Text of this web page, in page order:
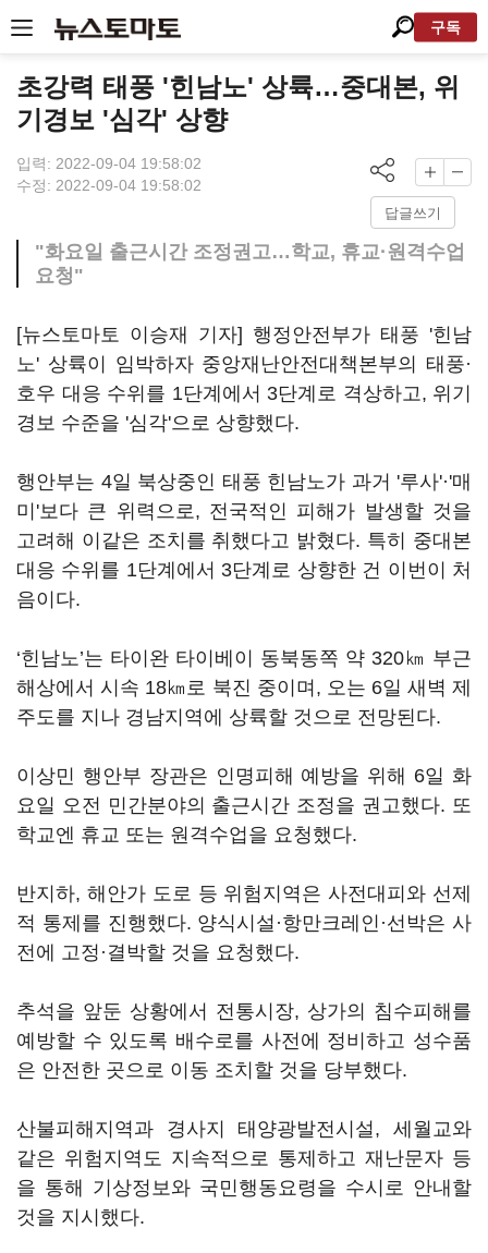
구독
초강력 태풍 '힌남노' 상륙…중대본, 위
기경보 '심각' 상향
입력: 2022-09-04 19:58:02
수정: 2022-09-04 19:58:02
답글쓰기
"화요일 출근시간 조정권고…학교, 휴교·원격수업
요청"
[뉴스토마토 이승재 기자] 행정안전부가 태풍 '힌남
노' 상륙이 임박하자 중앙재난안전대책본부의 태풍·
호우 대응 수위를 1단계에서 3단계로 격상하고, 위기
경보 수준을 '심각'으로 상향했다.
행안부는 4일 북상중인 태풍 힌남노가 과거 '루사'·'매
미'보다 큰 위력으로, 전국적인 피해가 발생할 것을
고려해 이같은 조치를 취했다고 밝혔다. 특히 중대본
대응 수위를 1단계에서 3단계로 상향한 건 이번이 처
음이다.
‘힌남노’는 타이완 타이베이 동북동쪽 약 320㎞ 부근
해상에서 시속 18㎞로 북진 중이며, 오는 6일 새벽 제
주도를 지나 경남지역에 상륙할 것으로 전망된다.
이상민 행안부 장관은 인명피해 예방을 위해 6일 화
요일 오전 민간분야의 출근시간 조정을 권고했다. 또
학교엔 휴교 또는 원격수업을 요청했다.
반지하, 해안가 도로 등 위험지역은 사전대피와 선제
적 통제를 진행했다. 양식시설·항만크레인·선박은 사
전에 고정·결박할 것을 요청했다.
추석을 앞둔 상황에서 전통시장, 상가의 침수피해를
예방할 수 있도록 배수로를 사전에 정비하고 성수품
은 안전한 곳으로 이동 조치할 것을 당부했다.
산불피해지역과 경사지 태양광발전시설, 세월교와
같은 위험지역도 지속적으로 통제하고 재난문자 등
을 통해 기상정보와 국민행동요령을 수시로 안내할
것을 지시했다.